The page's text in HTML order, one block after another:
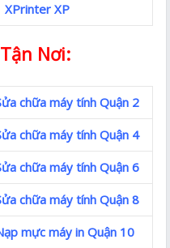
XPrinter XP
Nơi:
chữa máy tính Quận 2
chữa máy tính Quận 4
chữa máy tính Quận 6
chữa máy tính Quận 8
mực máy in Quận 10